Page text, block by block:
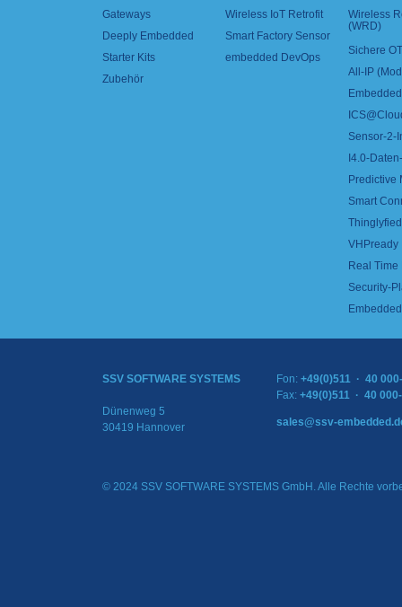
Gateways
Deeply Embedded
Starter Kits
Zubehör
Wireless IoT Retrofit
Smart Factory Sensor
embedded DevOps
Wireless
(WRD)
Sichere
All-IP
Sensor-2-
I4.0-
Predictive
Smart
VHPready
Real
Security-
SSV SOFTWARE SYSTEMS
Dünenweg 5
30419 Hannover
Fon: +49(0)511 · 40
Fax: +49(0)511 · 40
sales@ssv-
© 2024 SSV SOFTWARE SYSTEMS GmbH. Alle Rechte